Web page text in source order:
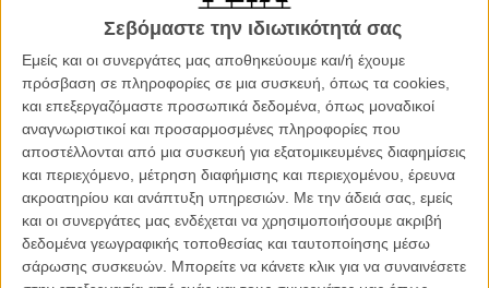
Σεβόμαστε την ιδιωτικότητά σας
Εμείς και οι συνεργάτες μας αποθηκεύουμε και/ή έχουμε
πρόσβαση σε πληροφορίες σε μια συσκευή, όπως τα cookies,
και επεξεργαζόμαστε προσωπικά δεδομένα, όπως μοναδικοί
αναγνωριστικοί και προσαρμοσμένες πληροφορίες που
αποστέλλονται από μια συσκευή για εξατομικευμένες διαφημίσεις
και περιεχόμενο, μέτρηση διαφήμισης και περιεχομένου, έρευνα
ακροατηρίου και ανάπτυξη υπηρεσιών. Με την άδειά σας, εμείς
και οι συνεργάτες μας ενδέχεται να χρησιμοποιήσουμε ακριβή
δεδομένα γεωγραφικής τοποθεσίας και ταυτοποίησης μέσω
σάρωσης συσκευών. Μπορείτε να κάνετε κλικ για να συναινέσετε
(ανάμεσα τους η Αυστραλία και η Μ. Βρετανία) συγκεντρώνοντας
μέχρι σήμερα 7.2 εκατομμύρια δολάρια και ετοιμάζεται για την έξοδο
του στο Μεξικό, τη Νέα Ζηλανδία και την Κορέα μέσα στους
επόμενους μήνες.
Η ταινία, που υπήρξε και η αγαπημένη των κριτικών της Αμερικής
για αυτήν την εβδομάδα, θα «ανοίξει» την επόμενη σε 11
διαφορετικές πολιτείες εκμεταλλευόμενη το word of mouth που ήδη
έχει ξεκινήσει για τον τίτλο του «καλύτερου ντοκιμαντέρ της
χρονιάς».
Ο υπεύθυνος της Cinetic Media δηλώνει ενθουσιασμένος όχι μόνο
από την κριτική αποδοχή της ταινίας αλλά και από το γεγονός πως